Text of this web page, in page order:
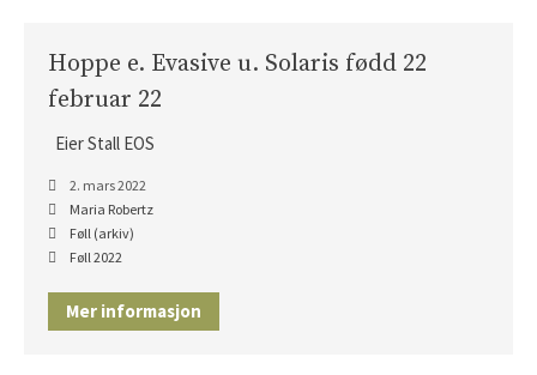
Hoppe e. Evasive u. Solaris fødd 22
februar 22
Eier Stall EOS
2. mars 2022
Maria Robertz
Føll (arkiv)
Føll 2022
Mer informasjon